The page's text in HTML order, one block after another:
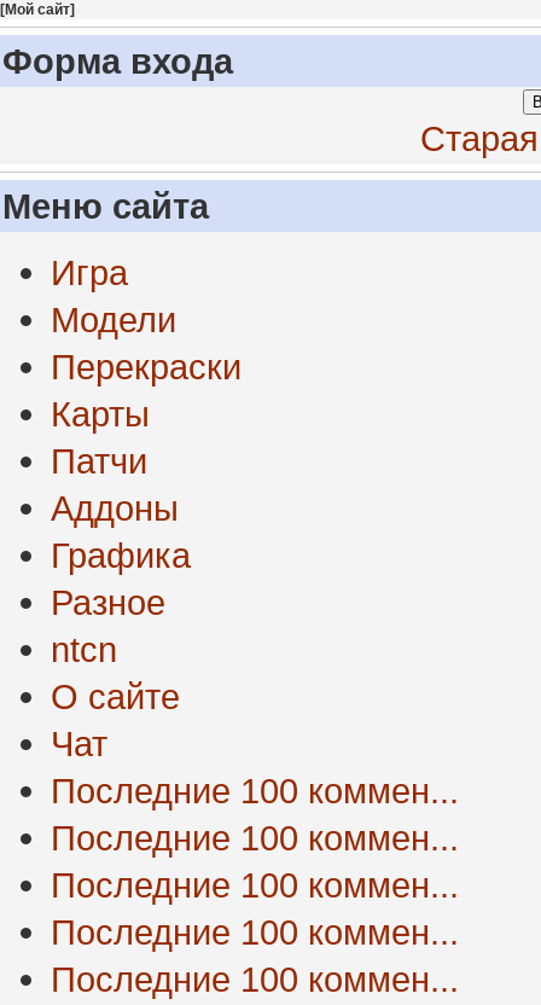
[Мой сайт]
Форма входа
Меню сайта
Игра
Модели
Перекраски
Карты
Патчи
Аддоны
Графика
Разное
ntcn
О сайте
Чат
Последние 100 коммен...
Последние 100 коммен...
Последние 100 коммен...
Последние 100 коммен...
Последние 100 коммен...